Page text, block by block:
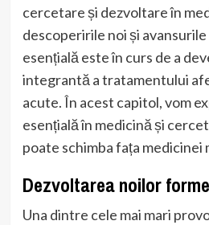
cercetare și dezvoltare în
descoperirile noi și
esențială este în curs de a
integrantă a tratamentului
acute. În acest capitol, vom
esențială în medicină și
poate schimba fața medicinei
Dezvoltarea noilor
Una dintre cele mai mari